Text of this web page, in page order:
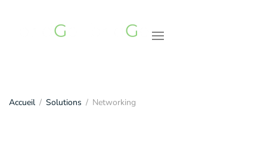
Accéder au contenu principal
Accueil Solutions Networking